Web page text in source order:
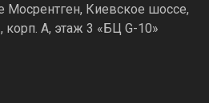
Мосрентген, Киевское шоссе,
корп. А, этаж 3 «БЦ G-10»